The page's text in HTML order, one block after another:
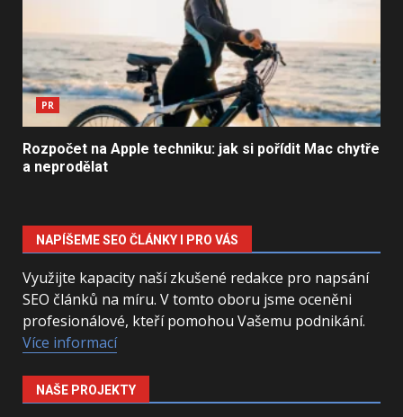
PR
Rozpočet na Apple techniku: jak si pořídit Mac chytře
a neprodělat
NAPÍŠEME SEO ČLÁNKY I PRO VÁS
Využijte kapacity naší zkušené redakce pro napsání
SEO článků na míru. V tomto oboru jsme oceněni
profesionálové, kteří pomohou Vašemu podnikání.
Více informací
NAŠE PROJEKTY